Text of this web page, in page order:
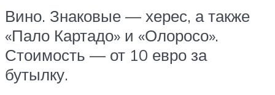
Вино. Знаковые — херес, а также
«Пало Картадо» и «Олоросо».
Стоимость — от 10 евро за
бутылку.